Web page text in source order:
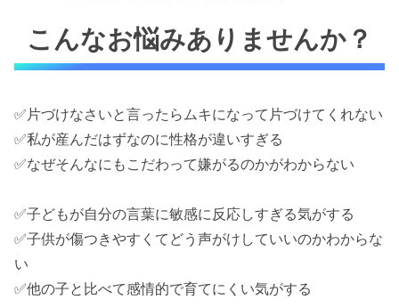
こんなお悩みありませんか？
✅片づけなさいと言ったらムキになって片づけてくれない
✅私が産んだはずなのに性格が違いすぎる
✅なぜそんなにもこだわって嫌がるのかがわからない
✅子どもが自分の言葉に敏感に反応しすぎる気がする
✅子供が傷つきやすくてどう声がけしていいのかわからな
い
✅他の子と比べて感情的で育てにくい気がする